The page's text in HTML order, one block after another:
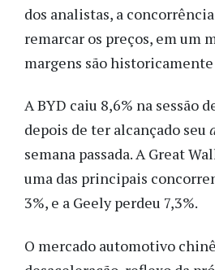
dos analistas, a
remarcar os preços, em um
margens são historicamente
A BYD caiu 8,6% na sessão
depois de ter alcançado seu
semana passada. A Great
uma das principais
3%, e a Geely perdeu 7,3%.
O mercado automotivo